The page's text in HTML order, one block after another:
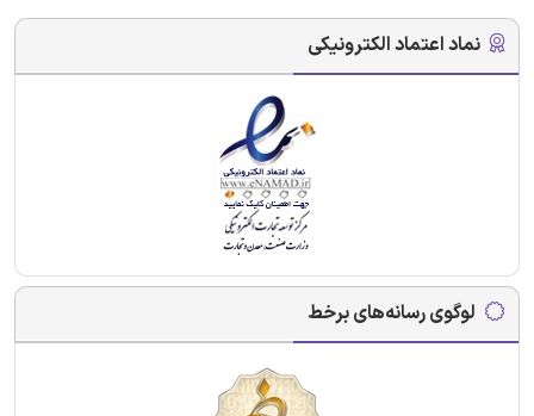
نماد اعتماد الکترونیکی
لوگوی رسانه‌های برخط